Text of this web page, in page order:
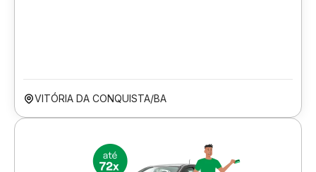
VITÓRIA DA CONQUISTA/BA